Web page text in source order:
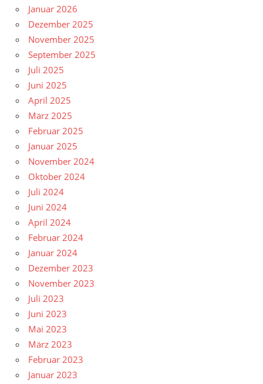
Januar 2026
Dezember 2025
November 2025
September 2025
Juli 2025
Juni 2025
April 2025
März 2025
Februar 2025
Januar 2025
November 2024
Oktober 2024
Juli 2024
Juni 2024
April 2024
Februar 2024
Januar 2024
Dezember 2023
November 2023
Juli 2023
Juni 2023
Mai 2023
März 2023
Februar 2023
Januar 2023